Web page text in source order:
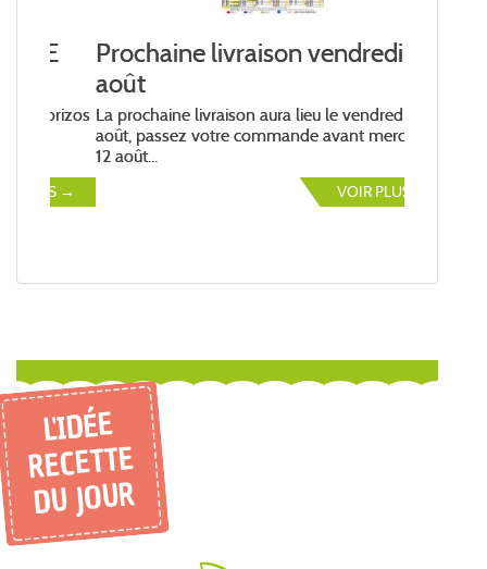
Prochaine livraison vendredi 14
août
La prochaine livraison aura lieu le vendredi 14
août, passez votre commande avant mercredi
12 août...
VOIR PLUS →
L'IDÉE
RECETTE
DU JOUR